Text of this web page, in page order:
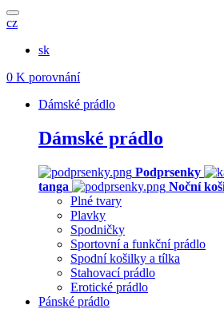
cz
sk
0 K porovnání
Dámské prádlo
Dámské prádlo
Podprsenky
tanga
Noční
Plné tvary
Plavky
Spodničky
Sportovní a funkční prádlo
Spodní košilky a tílka
Stahovací prádlo
Erotické prádlo
Pánské prádlo